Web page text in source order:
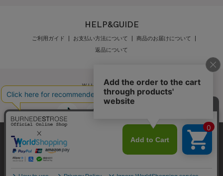
HELP&GUIDE
ご利用ガイド お支払い方法について
商品のお届けについて
返品について
メンバーズ規約
メンバーズポイントプログラム規約
特定商取引法に基づく表示
個人情報保護指針
弊社はCookieを利用し、Webの利便性向上に努め
ております。「承諾する」をクリックしていただ
くと、お客様に最適な内容を提供することが可能
承諾する